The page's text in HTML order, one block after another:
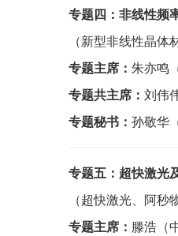
专题四： 非线性频
（新型非线性晶
专题主席： 朱亦鸣
专题共主席： 刘伟
专题秘书： 孙敬华
专题五：超快激光
（超快激光、阿秒
专题主席： 滕浩（